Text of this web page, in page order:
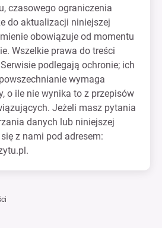
czasowego ograniczenia
do aktualizacji niniejszej
obowiązuje od momentu
Wszelkie prawa do treści
podlegają ochronie; ich
wymaga
o ile nie wynika to z przepisów
Jeżeli masz pytania
danych lub niniejszej
z nami pod adresem:
.